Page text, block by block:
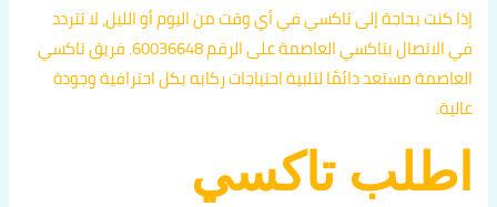
إذا كنت بحاجة إلى تاكسي في أي وقت من اليوم أو الليل، لا تتردد
في الاتصال بتاكسي العاصمة على الرقم 60036648. فريق تاكسي
العاصمة مستعد دائمًا لتلبية احتياجات ركابه بكل احترافية وجودة
عالية.
اطلب تاكسي